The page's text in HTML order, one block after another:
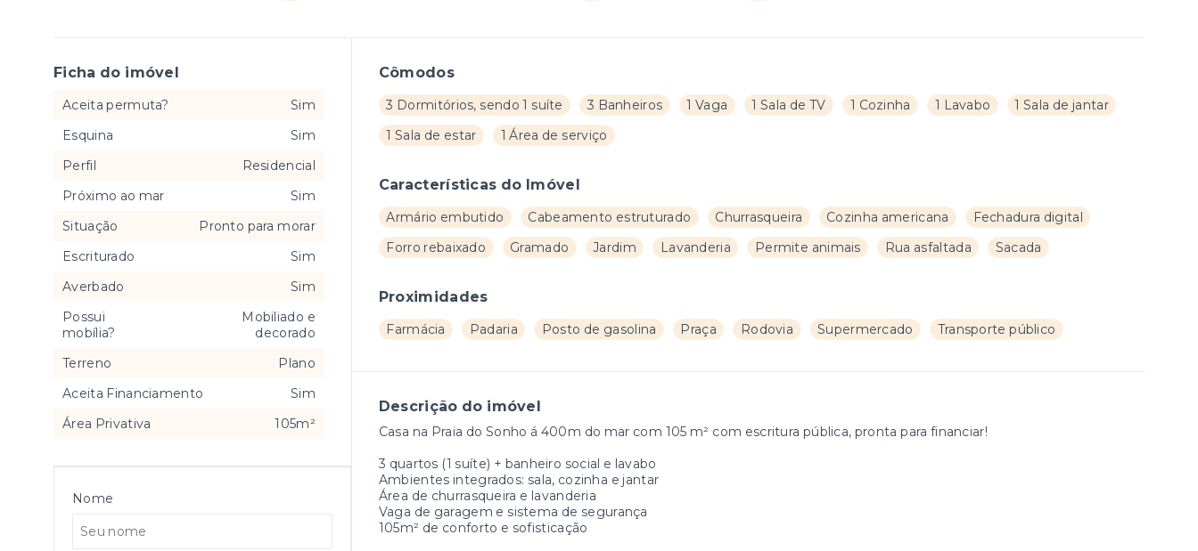
Cômodos
3 Dormitórios, sendo 1 suíte 3 Banheiros 1 Vaga 1 Sala de TV 1 Cozinha 1 Lavabo
1 Sala de jantar
1 Sala de estar
1 Área de serviço
Características do Imóvel
Armário embutido Cabeamento estruturado Churrasqueira Cozinha americana
Fechadura digital
Forro rebaixado
Gramado Jardim Lavanderia Permite animais Rua asfaltada Sacada
Proximidades
Farmácia Padaria Posto de gasolina Praça Rodovia Supermercado Transporte público
Descrição do imóvel
Casa na Praia do Sonho á 400m do mar com 105 m² com escritura pública, pronta para financiar!
3 quartos (1 suíte) + banheiro social e lavabo
Ambientes integrados: sala, cozinha e jantar
Área de churrasqueira e lavanderia
Vaga de garagem e sistema de segurança
105m² de conforto e sofisticação
Ficha do imóvel
Aceita permuta?
Sim
Esquina
Sim
Perfil
Residencial
Próximo ao mar
Sim
Situação
Pronto para morar
Escriturado
Sim
Averbado
Sim
Possui
mobília?
Mobiliado e
decorado
Terreno
Plano
Aceita Financiamento
Sim
Área Privativa
105m²
Nome